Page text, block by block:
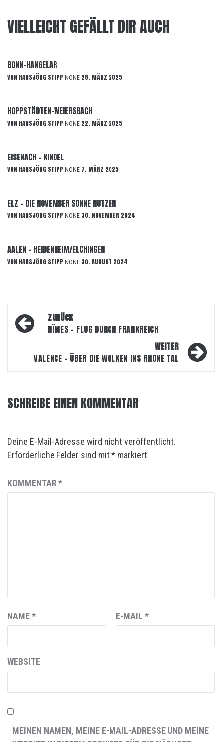
VIELLEICHT GEFÄLLT DIR AUCH
BONN-HANGELAR
VON HANSJÖRG STIPP NONE 28. MÄRZ 2025
HOPPSTÄDTEN-WEIERSBACH
VON HANSJÖRG STIPP NONE 22. MÄRZ 2025
EISENACH – KINDEL
VON HANSJÖRG STIPP NONE 7. MÄRZ 2025
ELZ – DIE NOVEMBER SONNE NUTZEN
VON HANSJÖRG STIPP NONE 30. NOVEMBER 2024
AALEN – HEIDENHEIM/ELCHINGEN
VON HANSJÖRG STIPP NONE 30. AUGUST 2024
Beitragsnavigation
ZURÜCK
NÎMES – FLUG DURCH FRANKREICH
WEITER
VALENCE – ÜBER DIE WOLKEN INS RHONE TAL
SCHREIBE EINEN KOMMENTAR
Deine E-Mail-Adresse wird nicht veröffentlicht.
Erforderliche Felder sind mit * markiert
KOMMENTAR *
NAME* E-MAIL *
WEBSITE
MEINEN NAMEN, MEINE E-MAIL-ADRESSE UND MEINE